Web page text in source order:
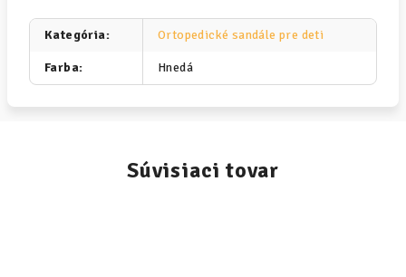
Kategória: Ortopedické sandále pre deti
Farba: Hnedá
Súvisiaci tovar